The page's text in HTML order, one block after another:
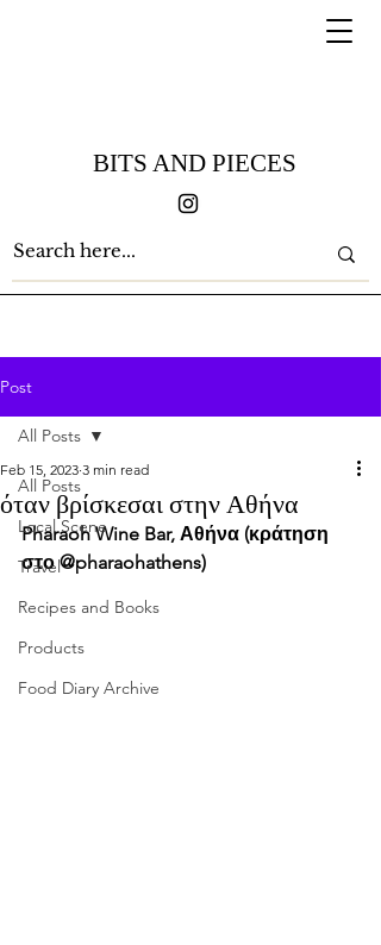
BITS AND PIECES
Post
All Posts
Local Scene
Travel
Recipes and Books
Products
Food Diary Archive
All Posts
όταν βρίσκεσαι στην Αθήνα
Feb 15, 2023 3 min read
Pharaoh Wine Bar, Αθήνα (κράτηση
στο @pharaohathens)